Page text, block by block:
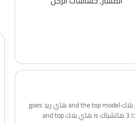
The مازدا 3 هاتشباك 2026 price in العربيةالسعودية starts from SAR 94,300 for the هاي بلاك and the top model هاي ريد goes
up to SAR 98,900. مازدا 3 هاتشباك 2026 is offered in 2 variants - the base model of مازدا 3 هاتشباك is هاي بلاك and top